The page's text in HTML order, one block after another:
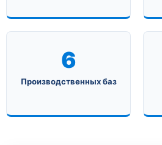
6
Производственных баз